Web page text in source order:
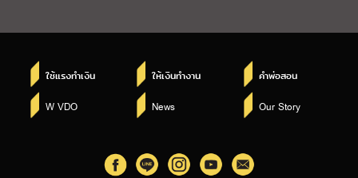
ใช้แรงทำเงิน ให้เงินทำงาน คำพ่อสอน
W VDO News Our Story